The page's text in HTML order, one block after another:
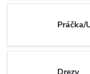
Práčka/
Drezy